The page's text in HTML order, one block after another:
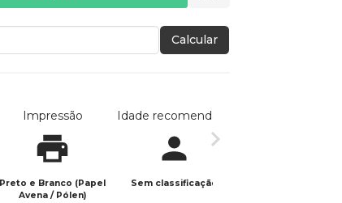
Calcular
Impressão
Preto e Branco (Papel
Avena / Pólen)
Idade recomendada
Sem classificação